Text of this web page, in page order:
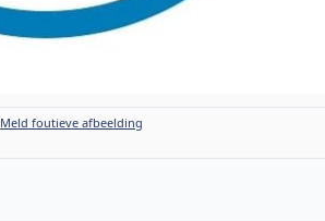
Meld foutieve afbeelding